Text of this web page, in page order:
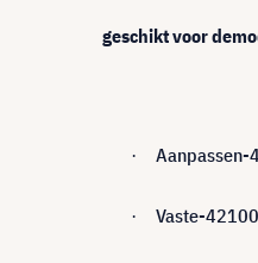
geschikt voor
· Aanpassen-
· Vaste-